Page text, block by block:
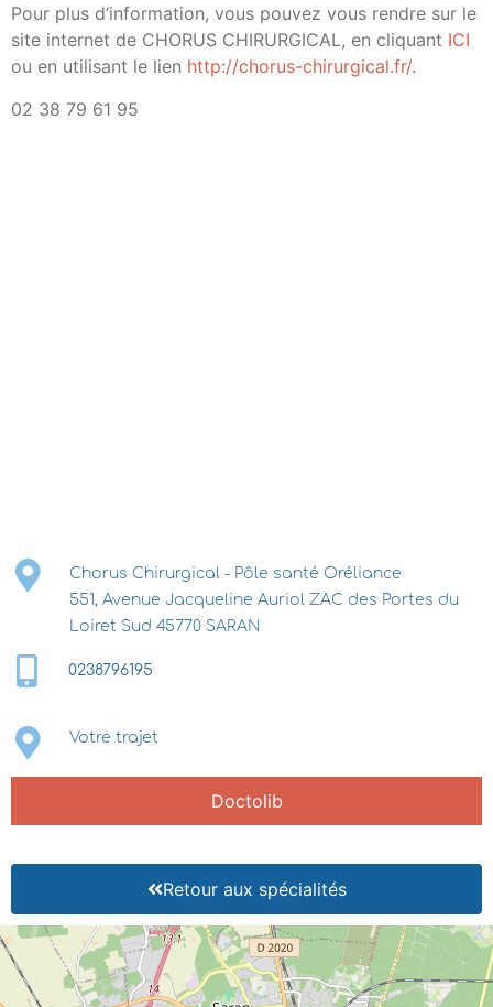
Pour plus d’information, vous pouvez vous rendre sur le
site internet de CHORUS CHIRURGICAL, en cliquant ICI
ou en utilisant le lien http://chorus-chirurgical.fr/.
02 38 79 61 95
Chorus Chirurgical - Pôle santé Oréliance
551, Avenue Jacqueline Auriol ZAC des Portes du
Loiret Sud 45770 SARAN
0238796195
Votre trajet
Doctolib
Retour aux spécialités